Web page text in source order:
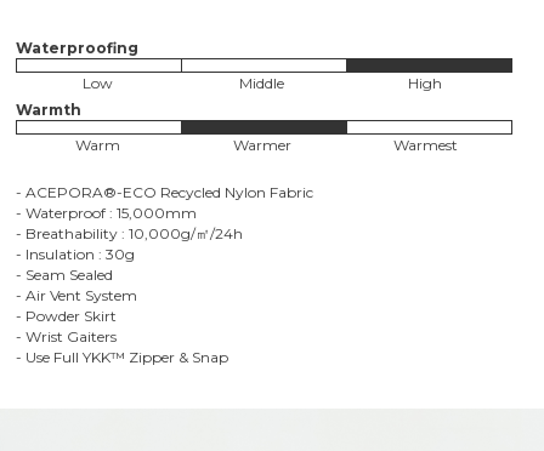
Waterproofing
Low
Middle
High
Warmth
Warm
Warmer Warmest
- ACEPORA®-ECO Recycled Nylon Fabric
- Waterproof : 15,000mm
- Breathability : 10,000g/㎡/24h
- Insulation : 30g
- Seam Sealed
- Air Vent System
- Powder Skirt
- Wrist Gaiters
- Use Full YKK™ Zipper & Snap